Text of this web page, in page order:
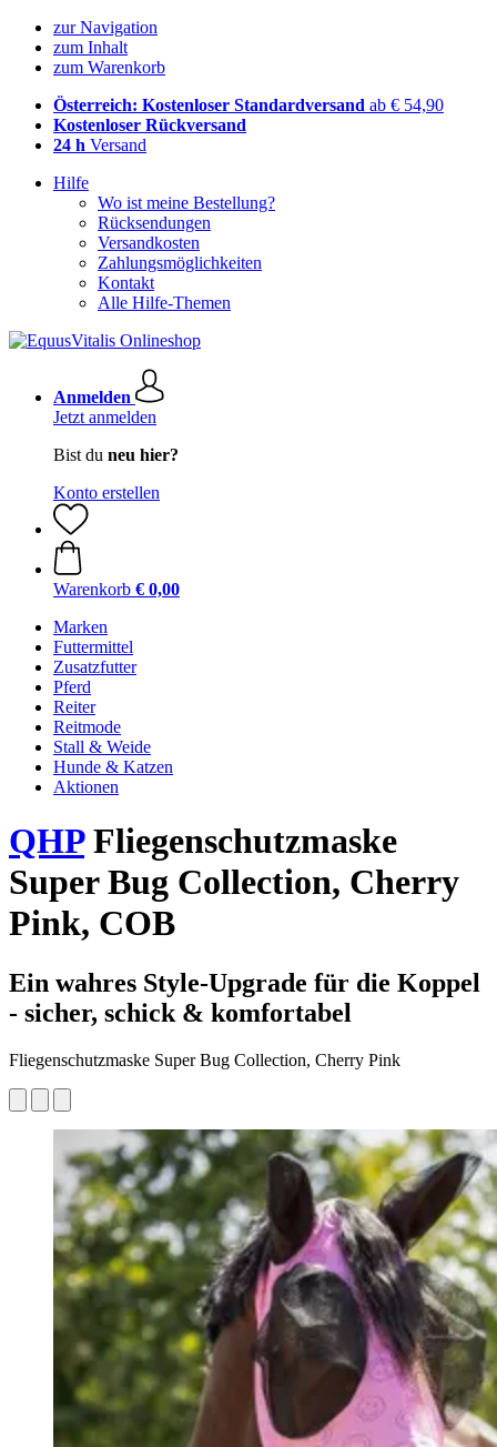
zur Navigation
zum Inhalt
zum Warenkorb
Österreich: Kostenloser Standardversand ab € 54,90
Kostenloser Rückversand
24 h Versand
Hilfe
Wo ist meine Bestellung?
Rücksendungen
Versandkosten
Zahlungsmöglichkeiten
Kontakt
Alle Hilfe-Themen
Anmelden
Jetzt anmelden
Bist du neu hier?
Konto erstellen
Warenkorb € 0,00
Marken
Futtermittel
Zusatzfutter
Pferd
Reiter
Reitmode
Stall & Weide
Hunde & Katzen
Aktionen
QHPFliegenschutzmaske
Super Bug Collection, Cherry
Pink, COB
Ein wahres Style-Upgrade für die Koppel
- sicher, schick & komfortabel
Fliegenschutzmaske Super Bug Collection, Cherry Pink